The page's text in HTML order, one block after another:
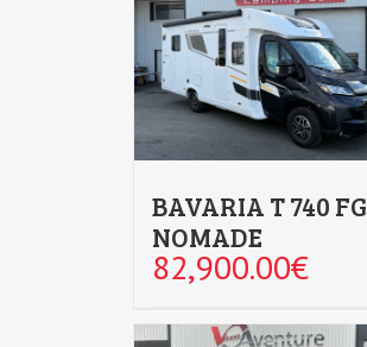
BAVARIA T 740
NOMADE
82,900.00€